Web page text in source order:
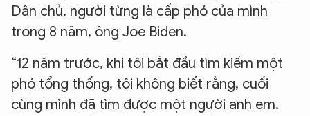
Dân chủ, người từng là cấp phó của mình
trong 8 năm, ông Joe Biden.
“12 năm trước, khi tôi bắt đầu tìm kiếm một
phó tổng thống, tôi không biết rằng, cuối
cùng mình đã tìm được một người anh em.